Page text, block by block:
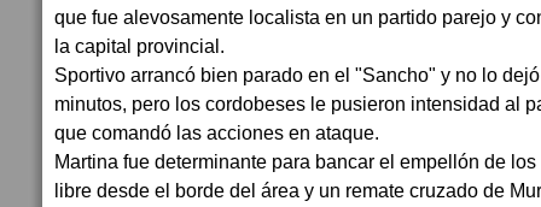
que fue alevosamente localista en un partido parejo y
la capital provincial.
Sportivo arrancó bien parado en el "Sancho" y no lo
minutos, pero los cordobeses le pusieron intensidad al
que comandó las acciones en ataque.
Martina fue determinante para bancar el empellón de
libre desde el borde del área y un remate cruzado de